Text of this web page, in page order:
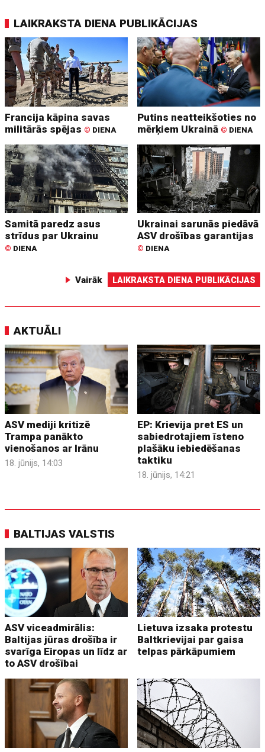
LAIKRAKSTA DIENA PUBLIKĀCIJAS
Francija kāpina savas
militārās spējas © DIENA
Putins neatteikšoties no
mērķiem Ukrainā © DIENA
Samitā paredz asus
strīdus par Ukrainu
© DIENA
Ukrainai sarunās piedāvā
ASV drošības garantijas
© DIENA
Vairāk LAIKRAKSTA DIENA PUBLIKĀCIJAS
AKTUĀLI
ASV mediji kritizē
Trampa panākto
vienošanos ar Irānu
18. jūnijs, 14:03
EP: Krievija pret ES un
sabiedrotajiem īsteno
plašāku iebiedēšanas
taktiku
18. jūnijs, 14:21
BALTIJAS VALSTIS
ASV viceadmirālis:
Baltijas jūras drošība ir
svarīga Eiropas un līdz ar
to ASV drošībai
Lietuva izsaka protestu
Baltkrievijai par gaisa
telpas pārkāpumiem